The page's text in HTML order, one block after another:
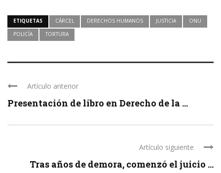
ETIQUETAS CÁRCEL DERECHOS HUMANOS JUSTICIA
ONU
POLICÍA
TORTURA
Artículo anterior
Presentación de libro en Derecho de la ...
Artículo siguiente
Tras años de demora, comenzó el juicio ...